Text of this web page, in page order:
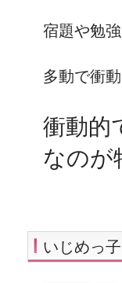
宿題や勉
多動で衝
衝動的
なのが
いじめっ